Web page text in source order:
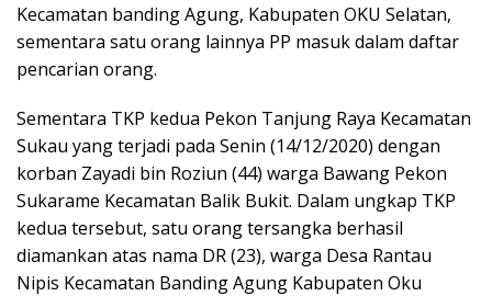
Kecamatan banding Agung, Kabupaten OKU Selatan,
sementara satu orang lainnya PP masuk dalam daftar
pencarian orang.
Sementara TKP kedua Pekon Tanjung Raya Kecamatan
Sukau yang terjadi pada Senin (14/12/2020) dengan
korban Zayadi bin Roziun (44) warga Bawang Pekon
Sukarame Kecamatan Balik Bukit. Dalam ungkap TKP
kedua tersebut, satu orang tersangka berhasil
diamankan atas nama DR (23), warga Desa Rantau
Nipis Kecamatan Banding Agung Kabupaten Oku